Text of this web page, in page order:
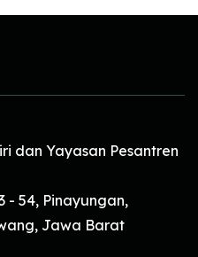
dan Yayasan Pesantren
- 54, Pinayungan,
Jawa Barat